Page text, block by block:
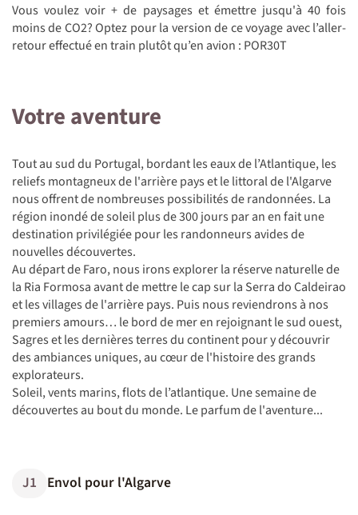
Vous voulez voir + de paysages et émettre jusqu'à 40 fois
moins de CO2? Optez pour la version de ce voyage avec l’aller-
retour effectué en train plutôt qu’en avion : POR30T
Votre aventure
Tout au sud du Portugal, bordant les eaux de l’Atlantique, les
reliefs montagneux de l'arrière pays et le littoral de l'Algarve
nous offrent de nombreuses possibilités de randonnées. La
région inondé de soleil plus de 300 jours par an en fait une
destination privilégiée pour les randonneurs avides de
nouvelles découvertes.
Au départ de Faro, nous irons explorer la réserve naturelle de
la Ria Formosa avant de mettre le cap sur la Serra do Caldeirao
et les villages de l'arrière pays. Puis nous reviendrons à nos
premiers amours… le bord de mer en rejoignant le sud ouest,
Sagres et les dernières terres du continent pour y découvrir
des ambiances uniques, au cœur de l'histoire des grands
explorateurs.
Soleil, vents marins, flots de l’atlantique. Une semaine de
découvertes au bout du monde. Le parfum de l'aventure...
J1 Envol pour l'Algarve